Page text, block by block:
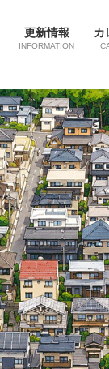
更新情報
INFORMATION
カ